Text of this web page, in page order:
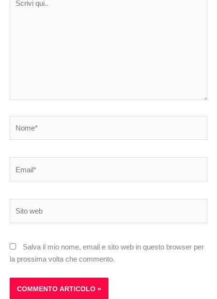
Salva il mio nome, email e sito web in questo browser per
la prossima volta che commento.